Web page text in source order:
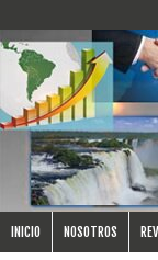
INICIO NOSOTROS